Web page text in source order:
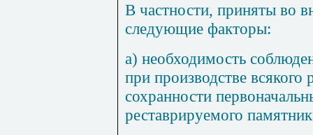
В частности, приняты во
следующие факторы:
а) необходимость
при производстве всякого
сохранности
реставрируемого